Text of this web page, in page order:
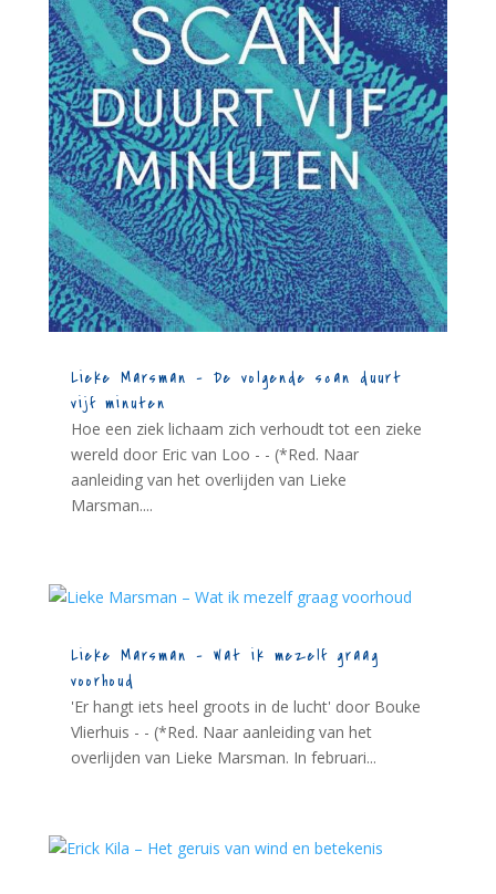
Lieke Marsman – De volgende scan duurt
vijf minuten
Hoe een ziek lichaam zich verhoudt tot een zieke
wereld door Eric van Loo - - (*Red. Naar
aanleiding van het overlijden van Lieke
Marsman....
Lieke Marsman – Wat ik mezelf graag
voorhoud
'Er hangt iets heel groots in de lucht' door Bouke
Vlierhuis - - (*Red. Naar aanleiding van het
overlijden van Lieke Marsman. In februari...